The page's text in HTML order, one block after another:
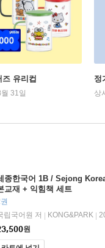
유리컵
31일
정
상
종한국어 1B / Sejong
교재 + 익힘책 세트
립국어원 저
KONG&PARK
원